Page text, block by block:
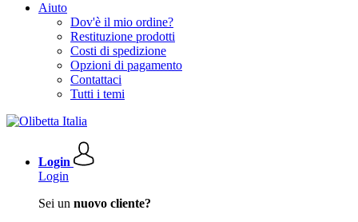
Aiuto
Dov'è il mio ordine?
Restituzione prodotti
Costi di spedizione
Opzioni di pagamento
Contattaci
Tutti i temi
Login
Login
Sei un nuovo cliente?